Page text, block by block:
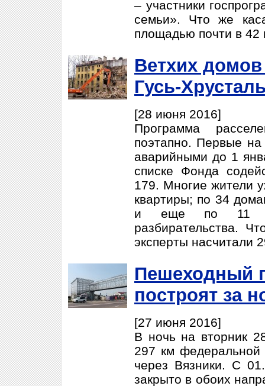
– участники
семьи». Что же
площадью почти в 42
Ветхих
Гусь-
[28 июня 2016]
Программа
поэтапно. Первые
аварийными до 1
списке Фонда
179. Многие жители
квартиры; по 34
и еще по 11
разбирательства.
эксперты насчитали
Пешеходный
построят за
[27 июня 2016]
В ночь на вторник
297 км
через Вязники. С
закрыто в обоих